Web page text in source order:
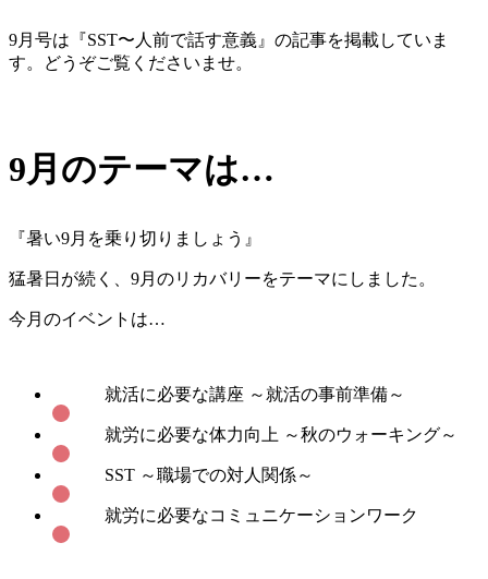
9月号は『SST〜人前で話す意義』の記事を掲載していま
す。どうぞご覧くださいませ。
9月のテーマは…
『暑い9月を乗り切りましょう』
猛暑日が続く、9月のリカバリーをテーマにしました。
今月のイベントは…
就活に必要な講座 ～就活の事前準備～
就労に必要な体力向上 ～秋のウォーキング～
SST ～職場での対人関係～
就労に必要なコミュニケーションワーク